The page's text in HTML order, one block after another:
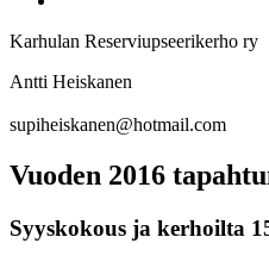
Karhulan Reserviupseerikerho ry
Antti Heiskanen
supiheiskanen@hotmail.com
Vuoden 2016
Syyskokous ja kerhoilta